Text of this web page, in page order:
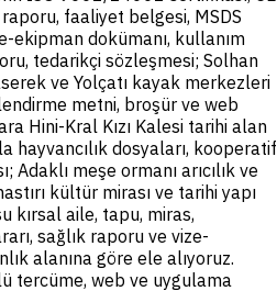
faaliyet belgesi, MSDS
ekipman dokümanı, kullanım
tedarikçi sözleşmesi; Solhan
ve Yolçatı kayak merkezleri
metni, broşür ve web
Hini-Kral Kızı Kalesi tarihi alan
hayvancılık dosyaları, kooperatif
Adaklı meşe ormanı arıcılık ve
kültür mirası ve tarihi yapı
kırsal aile, tapu, miras,
sağlık raporu ve vize-
alanına göre ele alıyoruz.
tercüme, web ve uygulama